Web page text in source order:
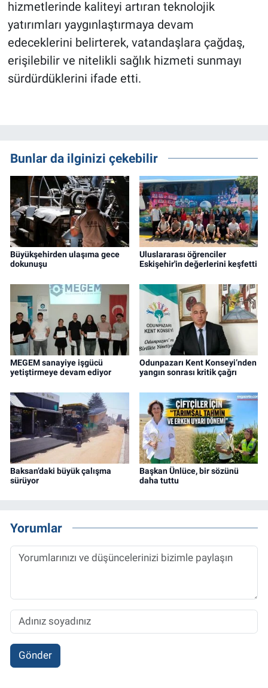
hizmetlerinde kaliteyi artıran teknolojik
yatırımları yaygınlaştırmaya devam
edeceklerini belirterek, vatandaşlara çağdaş,
erişilebilir ve nitelikli sağlık hizmeti sunmayı
sürdürdüklerini ifade etti.
Bunlar da ilginizi çekebilir
Büyükşehirden ulaşıma gece
dokunuşu
Uluslararası öğrenciler
Eskişehir'in değerlerini keşfetti
MEGEM sanayiye işgücü
yetiştirmeye devam ediyor
Odunpazarı Kent Konseyi’nden
yangın sonrası kritik çağrı
Baksan’daki büyük çalışma
sürüyor
Başkan Ünlüce, bir sözünü
daha tuttu
Yorumlar
Gönder